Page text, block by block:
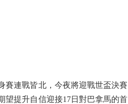
連戰皆北，今夜將迎戰世盃決賽
望提升自信迎接17日對巴拿馬的首